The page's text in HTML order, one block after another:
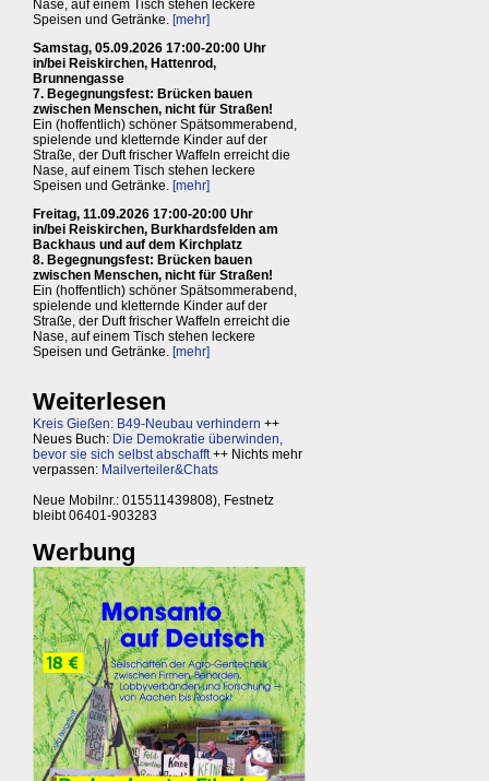
Nase, auf einem Tisch stehen leckere
Speisen und Getränke. [mehr]
Samstag, 05.09.2026 17:00-20:00 Uhr
in/bei Reiskirchen, Hattenrod,
Brunnengasse
7. Begegnungsfest: Brücken bauen
zwischen Menschen, nicht für Straßen!
Ein (hoffentlich) schöner Spätsommerabend,
spielende und kletternde Kinder auf der
Straße, der Duft frischer Waffeln erreicht die
Nase, auf einem Tisch stehen leckere
Speisen und Getränke. [mehr]
Freitag, 11.09.2026 17:00-20:00 Uhr
in/bei Reiskirchen, Burkhardsfelden am
Backhaus und auf dem Kirchplatz
8. Begegnungsfest: Brücken bauen
zwischen Menschen, nicht für Straßen!
Ein (hoffentlich) schöner Spätsommerabend,
spielende und kletternde Kinder auf der
Straße, der Duft frischer Waffeln erreicht die
Nase, auf einem Tisch stehen leckere
Speisen und Getränke. [mehr]
Weiterlesen
Kreis Gießen: B49-Neubau verhindern ++
Neues Buch: Die Demokratie überwinden,
bevor sie sich selbst abschafft++ Nichts mehr
verpassen: Mailverteiler&Chats
Neue Mobilnr.: 015511439808), Festnetz
bleibt 06401-903283
Werbung